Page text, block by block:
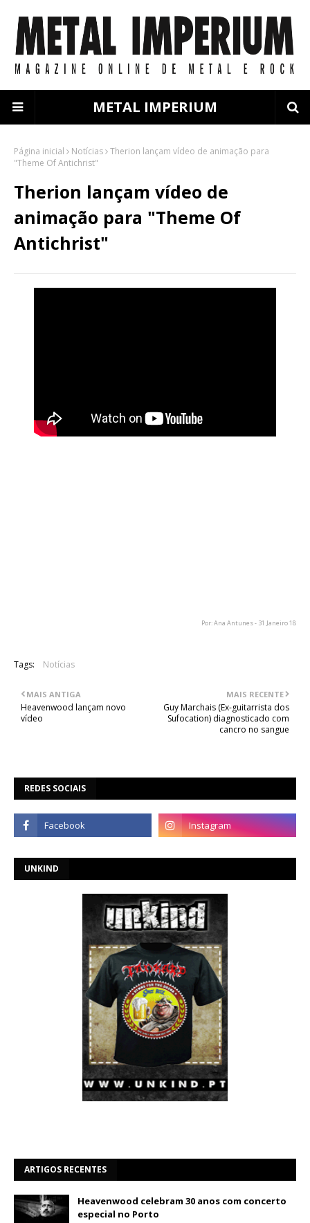
METAL IMPERIUM
Página inicial Notícias Therion lançam vídeo de animação para
"Theme Of Antichrist"
Therion lançam vídeo de
animação para "Theme Of
Antichrist"
Por: Ana Antunes - 31 Janeiro 18
Tags: Notícias
MAIS RECENTE
Guy Marchais (Ex-guitarrista dos
Sufocation) diagnosticado com
cancro no sangue
MAIS ANTIGA
Heavenwood lançam novo
vídeo
REDES SOCIAIS
UNKIND
ARTIGOS RECENTES
Heavenwood celebram 30 anos com concerto
especial no Porto